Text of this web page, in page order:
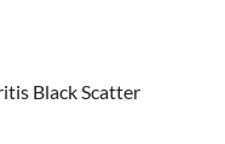
Black Scatter